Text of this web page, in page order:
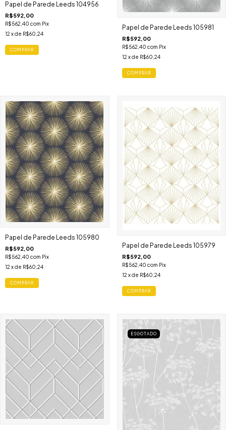
Papel de Parede Leeds 104956
R$592,00
R$562,40 com Pix
12 x de R$60,24
COMPRAR
Papel de Parede Leeds 105981
R$592,00
R$562,40 com Pix
12 x de R$60,24
COMPRAR
Papel de Parede Leeds 105980
R$592,00
R$562,40 com Pix
12 x de R$60,24
COMPRAR
Papel de Parede Leeds 105979
R$592,00
R$562,40 com Pix
12 x de R$60,24
COMPRAR
ESGOTADO